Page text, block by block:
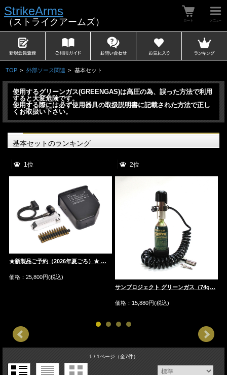
StrikeArms
（ストライクアームズ）
TOP > 外部ソース関連 > 基本セット
使用するグリーンガス(GREENGAS)は高圧の為、誤った方法で利用
すると大変危険です。
使用する際には必ず使用器具の取扱説明書に記載された方法で正し
くお取扱い下さい。
基本セットのランキング
1位
★新製品ご予約（2026年夏ごろ）★ …
価格：25,800円(税込)
2位
サンプロジェクト グリーンガス（74g…
価格：15,880円(税込)
1 / 1ページ （全7件）